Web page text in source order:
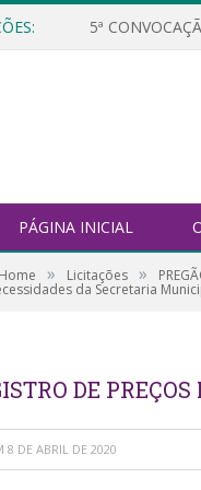
5ª
PÁGINA INICIAL
Home » Licitações »
da Secretaria
DE
8 DE ABRIL DE 2020